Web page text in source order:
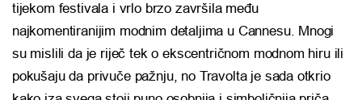
tijekom festivala i vrlo brzo završila među
najkomentiranijim modnim detaljima u Cannesu. Mnogi
su mislili da je riječ tek o ekscentričnom modnom hiru ili
pokušaju da privuče pažnju, no Travolta je sada otkrio